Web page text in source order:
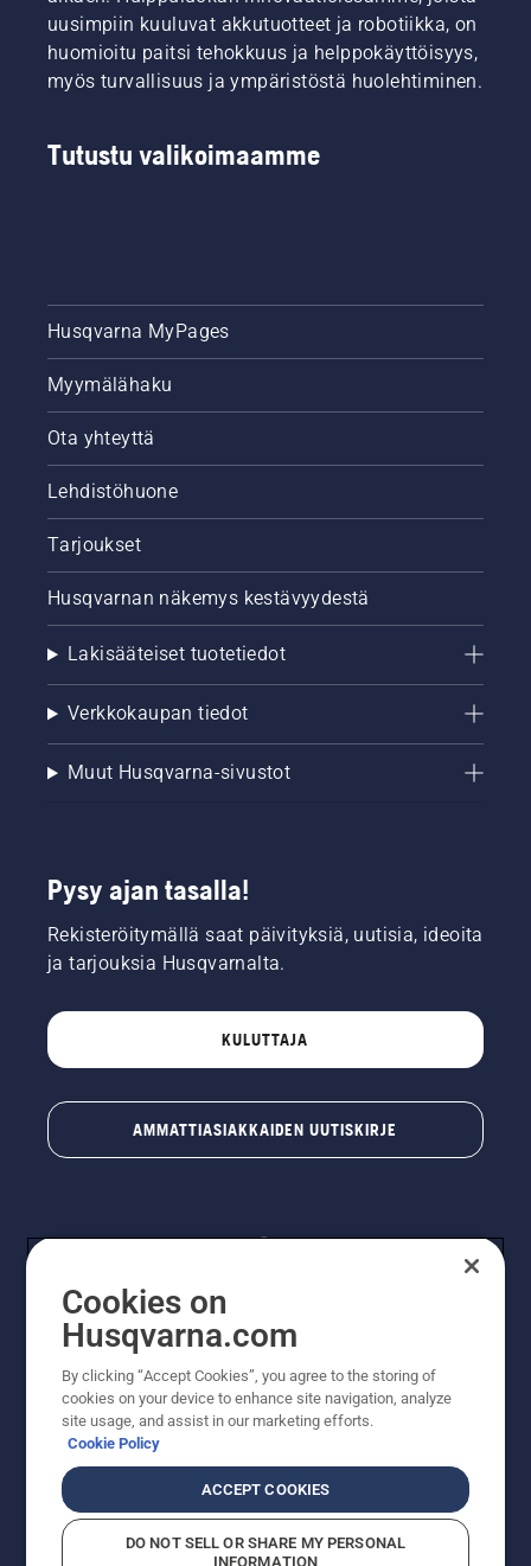
uusimpiin kuuluvat akkutuotteet ja robotiikka, on
huomioitu paitsi tehokkuus ja helppokäyttöisyys,
myös turvallisuus ja ympäristöstä huolehtiminen.
Tutustu valikoimaamme
Husqvarna MyPages
Myymälähaku
Ota yhteyttä
Lehdistöhuone
Tarjoukset
Husqvarnan näkemys kestävyydestä
Lakisääteiset tuotetiedot
Verkkokaupan tiedot
Muut Husqvarna-sivustot
Pysy ajan tasalla!
Rekisteröitymällä saat päivityksiä, uutisia, ideoita
ja tarjouksia Husqvarnalta.
KULUTTAJA
AMMATTIASIAKKAIDEN UUTISKIRJE
© Husqvarna AB (publ). Kaikki oikeudet pidätetään.
Hinnat ovat suositushintoja. Varaamme oikeudet
hintamuutoksiin, kirjoitus- ja sisältövirheisiin. Sivusto
pyritään pitämään mahdollisimman ajantasaisena ja
suositushintoja (sis. alv), ellei tuotetta voi ostaa
suoraan verkkosivustoltamme.
EvästekäytäntöKäyttöehdotTietosuojailmoitusTiedot
Cookies on
Husqvarna.com
By clicking “Accept Cookies”, you agree to the storing of
cookies on your device to enhance site navigation, analyze
site usage, and assist in our marketing efforts.
Cookie Policy
ACCEPT COOKIES
DO NOT SELL OR SHARE MY PERSONAL
INFORMATION